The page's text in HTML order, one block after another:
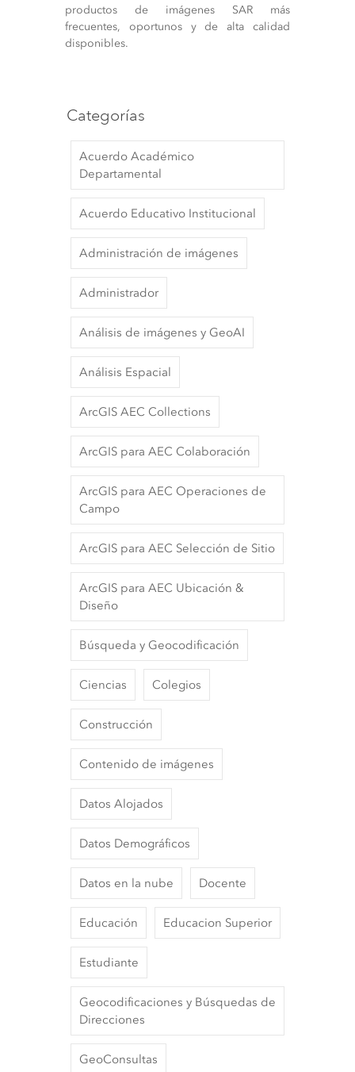
productos de imágenes SAR más
frecuentes, oportunos y de alta calidad
disponibles.
Categorías
Acuerdo Académico
Departamental
Acuerdo Educativo Institucional
Administración de imágenes
Administrador
Análisis de imágenes y GeoAI
Análisis Espacial
ArcGIS AEC Collections
ArcGIS para AEC Colaboración
ArcGIS para AEC Operaciones de
Campo
ArcGIS para AEC Selección de Sitio
ArcGIS para AEC Ubicación &
Diseño
Búsqueda y Geocodificación
Ciencias Colegios
Construcción
Contenido de imágenes
Datos Alojados
Datos Demográficos
Datos en la nube Docente
Educación Educacion Superior
Estudiante
Geocodificaciones y Búsquedas de
Direcciones
GeoConsultas